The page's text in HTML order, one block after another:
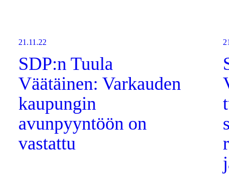
21.11.22
SDP:n Tuula
Väätäinen: Varkauden
kaupungin
avunpyyntöön on
vastattu